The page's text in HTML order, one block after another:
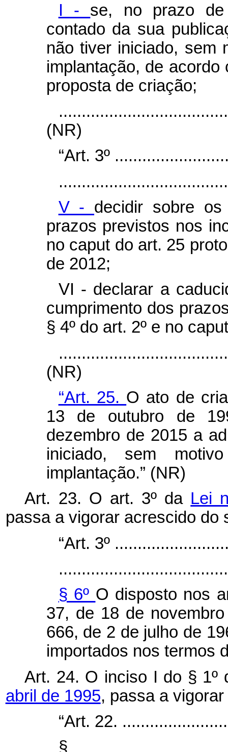
I - se, no prazo
contado da sua
não tiver iniciado, sem
implantação, de
proposta de criação;
(NR)
“Art. 3º
V - decidir sobre
prazos previstos nos
no caput do art. 25
de 2012;
VI - declarar a
cumprimento dos
§ 4º do art. 2º e no
(NR)
“Art. 25. O ato de
13 de outubro de
dezembro de 2015 a
iniciado, sem
implantação.” (NR)
Art. 23. O art. 3º da Lei
passa a vigorar acrescido do
“Art. 3º
§ 6º O disposto nos
37, de 18 de
666, de 2 de julho de
importados nos termos
Art. 24. O inciso I do §
abril de 1995, passa a
“Art. 22.
§